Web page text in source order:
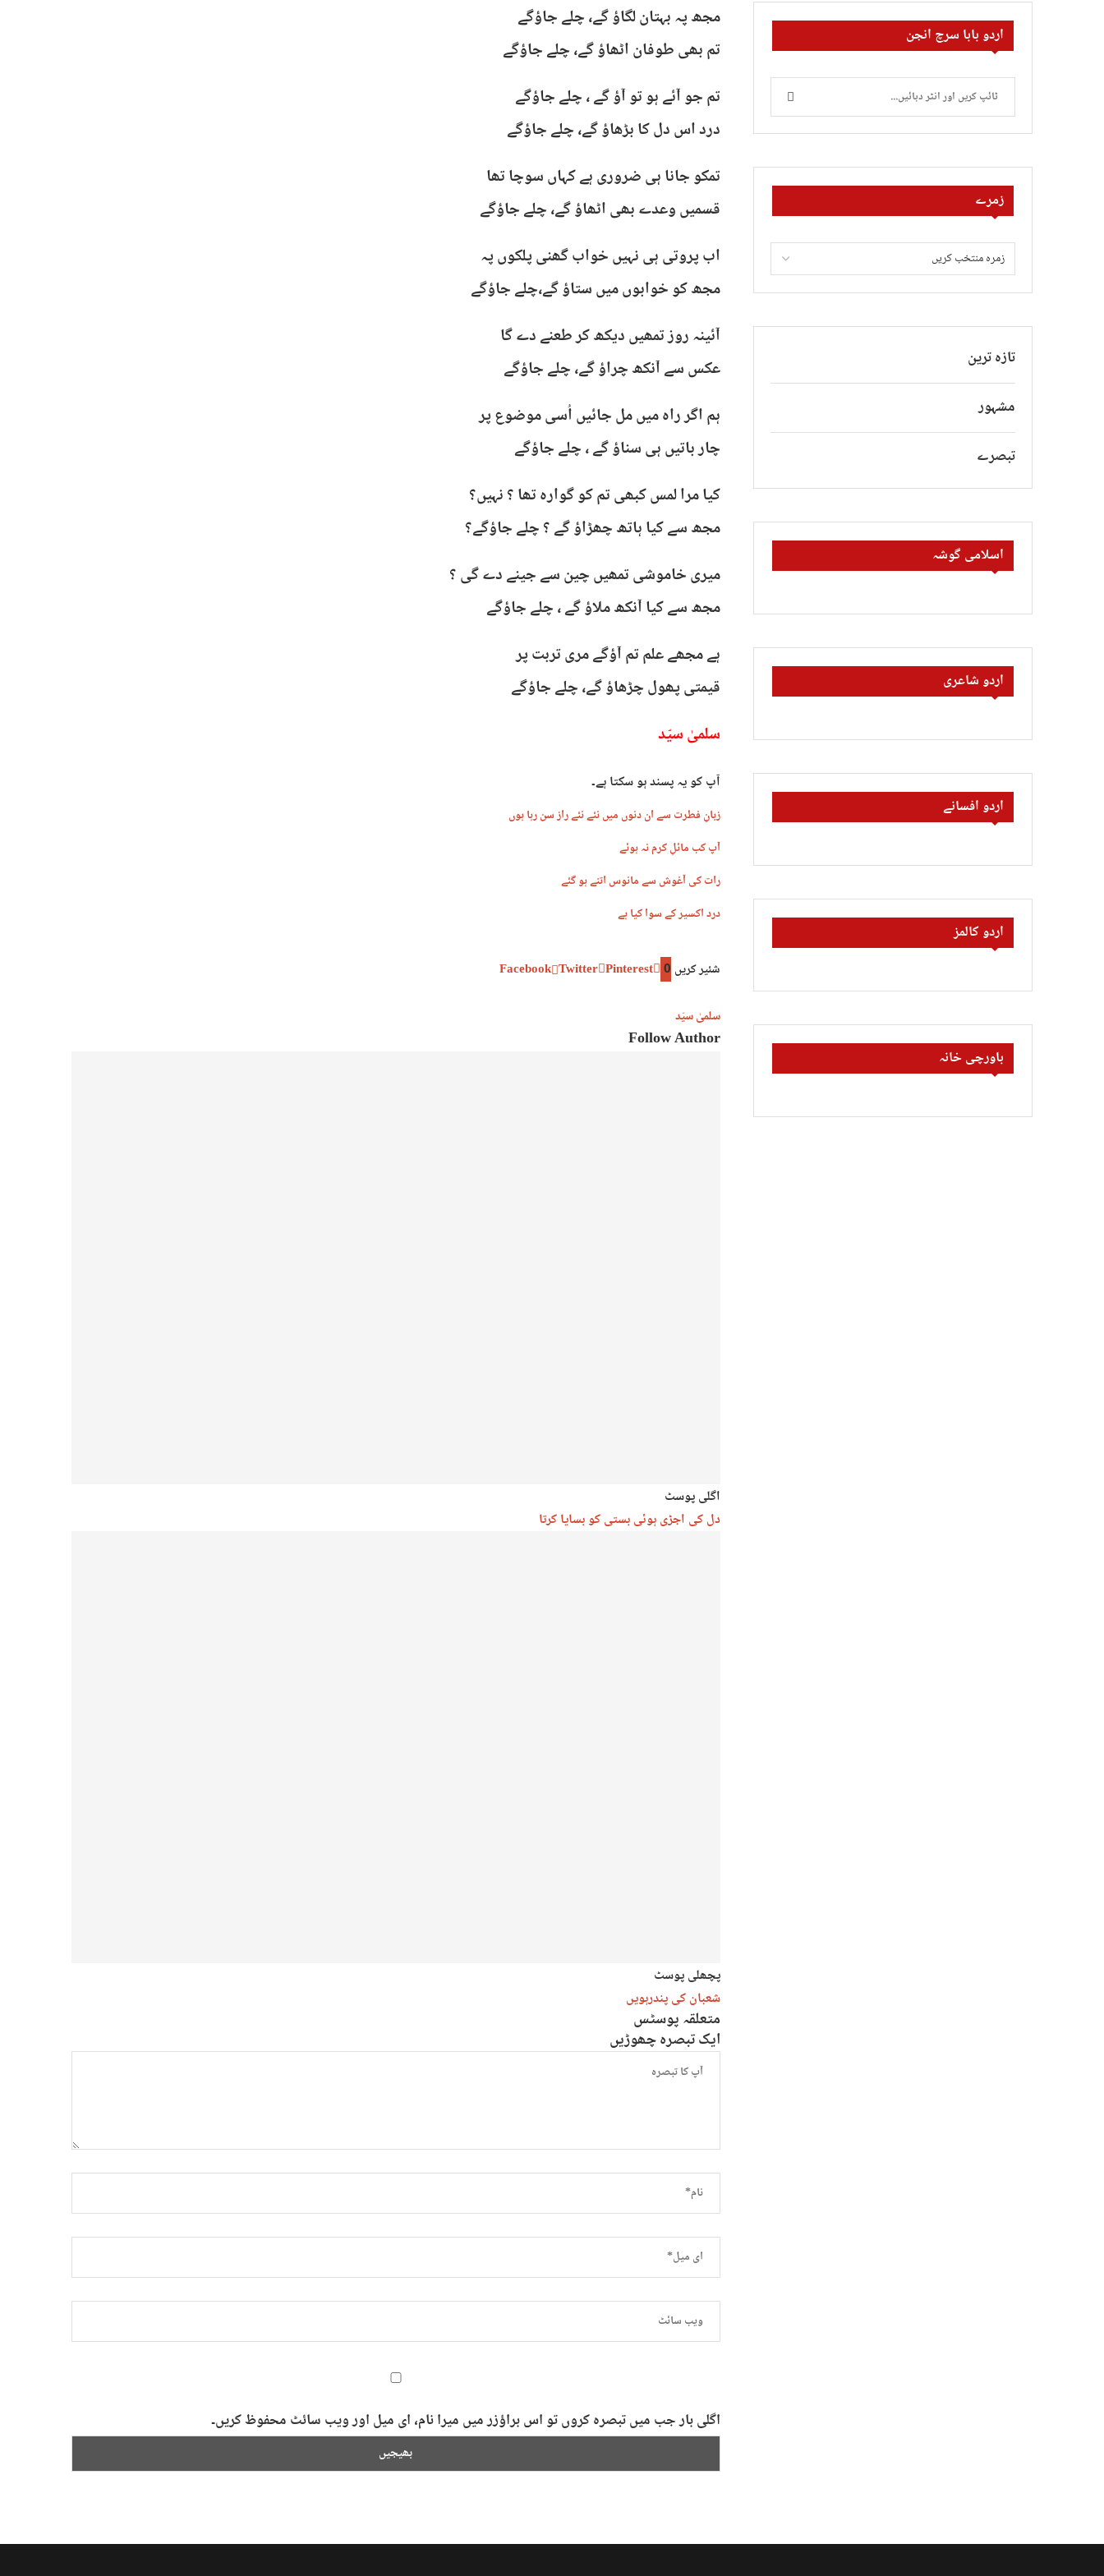
مجھ پہ بہتان لگاؤ گے، چلے جاؤگے
تم بھی طوفان اٹھاؤ گے، چلے جاؤگے
تم جو آئے ہو تو آؤ گے ، چلے جاؤگے
درد اس دل کا بڑھاؤ گے، چلے جاؤگے
تمکو جانا ہی ضروری ہے کہاں سوچا تھا
قسمیں وعدے بھی اٹھاؤ گے، چلے جاؤگے
اب پروتی ہی نہیں خواب گھنی پلکوں پہ
مجھ کو خوابوں میں ستاؤ گے،چلے جاؤگے
آئینہ روز تمھیں دیکھ کر طعنے دے گا
عکس سے آنکھ چراؤ گے، چلے جاؤگے
ہم اگر راہ میں مل جائیں اُسی موضوع پر
چار باتیں ہی سناؤ گے ، چلے جاؤگے
کیا مرا لمس کبھی تم کو گوارہ تھا ؟ نہیں؟
مجھ سے کیا ہاتھ چھڑاؤ گے ؟ چلے جاؤگے؟
میری خاموشی تمھیں چین سے جینے دے گی ؟
مجھ سے کیا آنکھ ملاؤ گے ، چلے جاؤگے
ہے مجھے علم تم آؤگے مری تربت پر
قیمتی پھول چڑھاؤ گے، چلے جاؤگے
سلمیٰ سیّد
آپ کو یہ پسند ہو سکتا ہے۔
زبانِ فطرت سے ان دنوں میں نئے نئے راز سن رہا ہوں
آپ کب مائلِ کرم نہ ہوئے
رات کی آغوش سے مانوس اتنے ہو گئے
درد اکسیر کے سوا کیا ہے
شئیر کریں 0
Facebook Twitter Pinterest
سلمیٰ سیّد
Follow Author
اگلی پوسٹ
دل کی اجڑی ہوئی بستی کو بسایا کرتا
پچھلی پوسٹ
شعبان کی پندرہویں
متعلقہ پوسٹس
ایک تبصرہ چھوڑیں
اگلی بار جب میں تبصرہ کروں تو اس براؤزر میں میرا نام، ای میل اور ویب سائٹ محفوظ کریں۔
اردو بابا سرچ انجن
زمرے
تازہ ترین
مشہور
تبصرے
اسلامی گوشہ
اردو شاعری
اردو افسانے
اردو کالمز
باورچی خانہ